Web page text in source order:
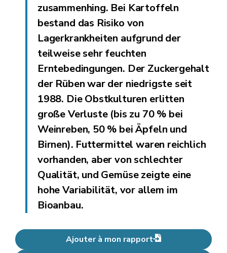
zusammenhing. Bei Kartoffeln
bestand das Risiko von
Lagerkrankheiten aufgrund der
teilweise sehr feuchten
Erntebedingungen. Der Zuckergehalt
der Rüben war der niedrigste seit
1988. Die Obstkulturen erlitten
große Verluste (bis zu 70 % bei
Weinreben, 50 % bei Äpfeln und
Birnen). Futtermittel waren reichlich
vorhanden, aber von schlechter
Qualität, und Gemüse zeigte eine
hohe Variabilität, vor allem im
Bioanbau.
Ajouter à mon rapport